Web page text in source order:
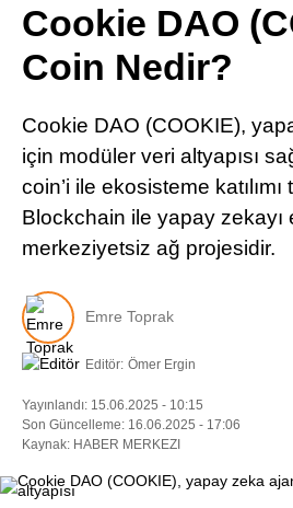
Cookie DAO
Coin Nedir?
Cookie DAO (COOKIE),
için modüler veri altyapısı
coin’i ile ekosisteme
Blockchain ile yapay zekayı
merkeziyetsiz ağ projesidir.
Emre Toprak
Editör: Ömer Ergin
Yayınlandı: 15.06.2025 - 10:15
Son Güncelleme: 16.06.2025 - 17:06
Kaynak: HABER MERKEZI